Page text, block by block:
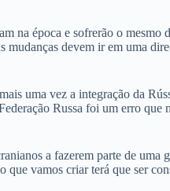
na época e sofrerão o
devem ir em uma
uma vez a integração da
Russa foi um erro
a fazerem parte de
vamos criar terá que ser